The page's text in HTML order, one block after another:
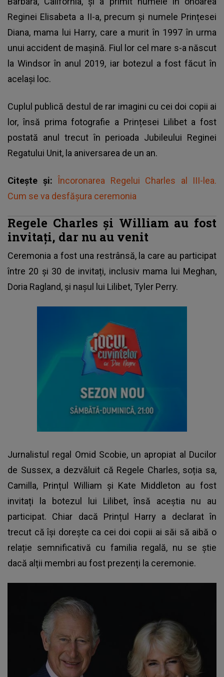
Reginei Elisabeta a II-a, precum și numele Prințesei
Diana, mama lui Harry, care a murit în 1997 în urma
unui accident de mașină. Fiul lor cel mare s-a născut
la Windsor în anul 2019, iar botezul a fost făcut în
același loc.
Cuplul publică destul de rar imagini cu cei doi copii ai
lor, însă prima fotografie a Prințesei Lilibet a fost
postată anul trecut în perioada Jubileului Reginei
Regatului Unit, la aniversarea de un an.
Citește și: Încoronarea Regelui Charles al III-lea.
Cum se va desfășura ceremonia
Regele Charles și William au fost
invitați, dar nu au venit
Ceremonia a fost una restrânsă, la care au participat
între 20 și 30 de invitați, inclusiv mama lui Meghan,
Doria Ragland, și nașul lui Lilibet, Tyler Perry.
Jurnalistul regal Omid Scobie, un apropiat al Ducilor
de Sussex, a dezvăluit că Regele Charles, soția sa,
Camilla, Prințul William și Kate Middleton au fost
invitați la botezul lui Lilibet, însă aceștia nu au
participat. Chiar dacă Prințul Harry a declarat în
trecut că își dorește ca cei doi copii ai săi să aibă o
relație semnificativă cu familia regală, nu se știe
dacă alții membri au fost prezenți la ceremonie.